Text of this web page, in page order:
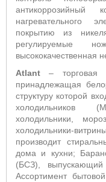
антикоррозийный
нагревательного
покрытию из
регулируемые
высококачественная
Atlant – торговая
принадлежащая
структуру которой
холодильников
холодильники,
холодильники-
производит
дома и кухни;
(БСЗ), выпускающий
Ассортимент